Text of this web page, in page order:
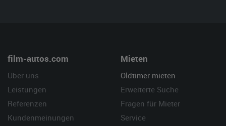
film-autos.com
Über uns
Leistungen
Referenzen
Kundenmeinungen
Mieten
Oldtimer mieten
Erweiterte Suche
Fragen für Mieter
Service